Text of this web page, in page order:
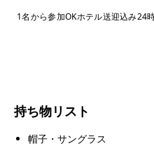
1名から参加OKホテル送迎込み24
持ち物リスト
帽子・サングラス